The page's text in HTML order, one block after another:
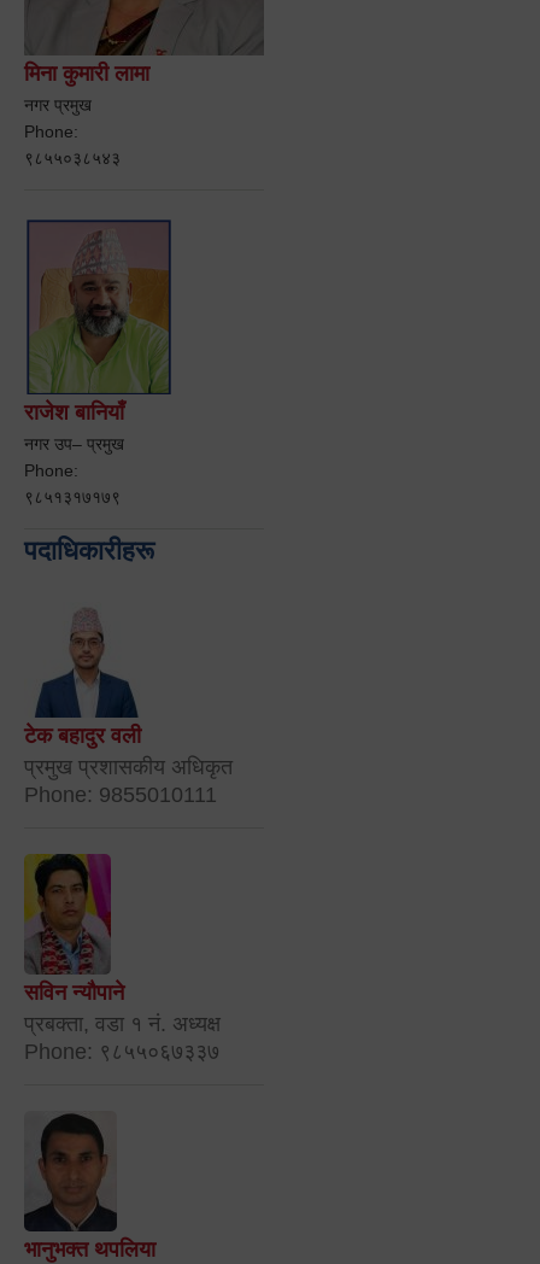
मिना कुमारी लामा
नगर प्रमुख
Phone:
९८५५०३८५४३
राजेश बानियाँ
नगर उप– प्रमुख
Phone:
९८५१३१७१७९
पदाधिकारीहरू
टेक बहादुर वली
प्रमुख प्रशासकीय अधिकृत
Phone: 9855010111
सविन न्यौपाने
प्रबक्ता, वडा १ नं. अध्यक्ष
Phone: ९८५५०६७३३७
भानुभक्त थपलिया